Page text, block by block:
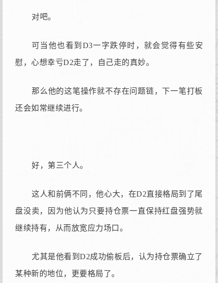
对吧。
可当他也看到D3一字跌停时，就会觉得有些安
慰，心想幸亏D2走了，自己走的真妙。
那么他的这笔操作就不存在问题链，下一笔打板
还会如常继续进行。
好，第三个人。
这人和前俩不同，他心大，在D2直接格局到了尾
盘没卖，因为他认为只要持仓票一直保持红盘强势就
继续持有，从而放宽应力场口。
尤其是他看到D2成功偷板后，认为持仓票确立了
某种新的地位，更要格局了。